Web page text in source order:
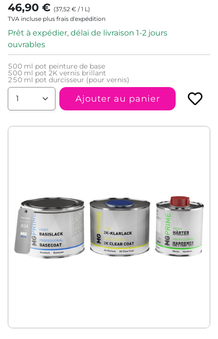
46,90 € (37,52 € /1 L )
TVA incluse plus frais d'expédition
Prêt à expédier, délai de livraison 1-2 jours
ouvrables
500 ml pot peinture de base
500 ml pot 2K vernis brillant
250 ml pot durcisseur (pour vernis)
Ajouter au panier